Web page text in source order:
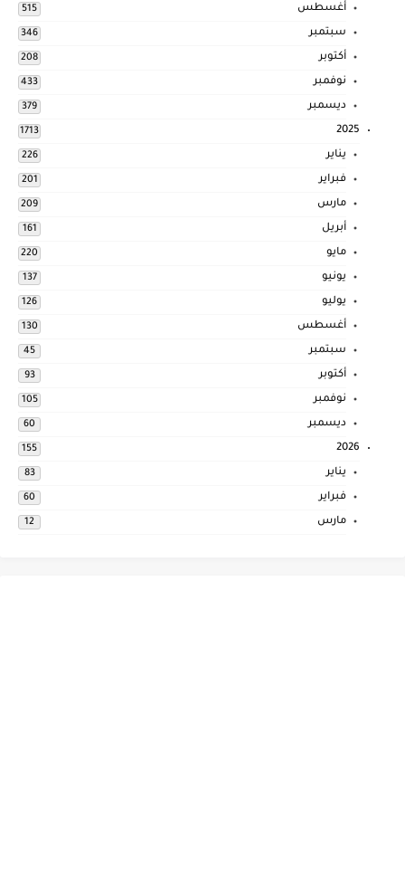
أغسطس 515
سبتمبر 346
أكتوبر 208
نوفمبر 433
ديسمبر 379
2025
1713
يناير 226
فبراير 201
مارس 209
أبريل 161
مايو 220
يونيو 137
يوليو 126
أغسطس 130
سبتمبر 45
أكتوبر 93
نوفمبر 105
ديسمبر 60
2026
155
يناير 83
فبراير 60
مارس 12